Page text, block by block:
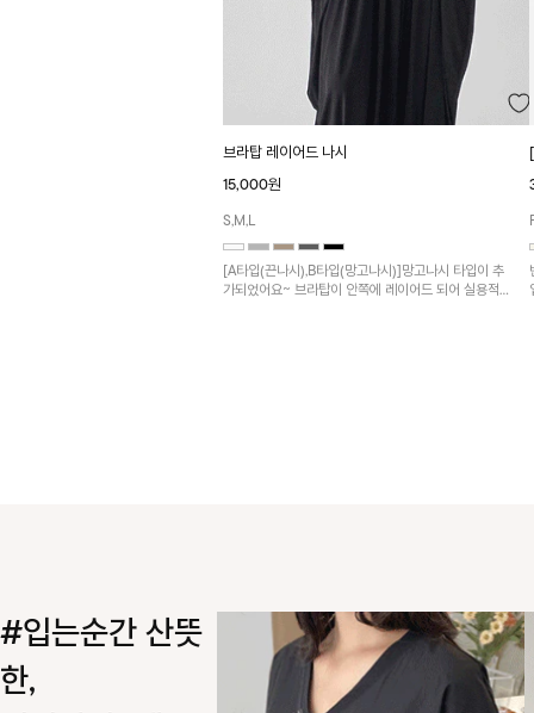
브라탑 레이어드 나시
15,000원
S,M,L
[A타입(끈나시),B타입(망고나시)]망고나시 타입이 추
가되었어요~ 브라탑이 안쪽에 레이어드 되어 실용적
#입는순간 산뜻
한,